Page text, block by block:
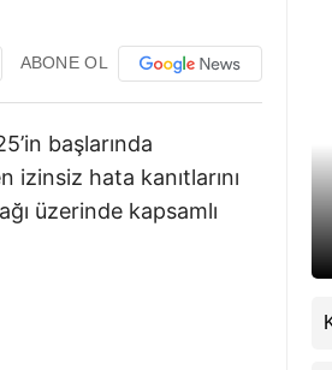
ABONE OL
başlarında
izinsiz hata kanıtlarını
üzerinde kapsamlı